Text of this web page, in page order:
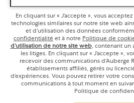
En cliquant sur « J’accepte », vous
technologies similaires sur notre site web
et d’utilisation des données
confidentialité et à notre Politique de
d’utilisation de notre site web, contenant un
les litiges. En cliquant sur « J’accepte »,
recevoir des communications d’Auberge
établissements affiliés, gérés ou
d’expériences. Vous pouvez retirer votre
communications à tout moment en
Politique de